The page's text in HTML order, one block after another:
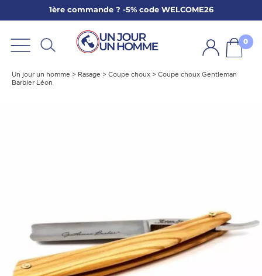
1ère commande ? -5% code WELCOME26
0
Un jour un homme > Rasage > Coupe choux > Coupe choux Gentleman
Barbier Léon